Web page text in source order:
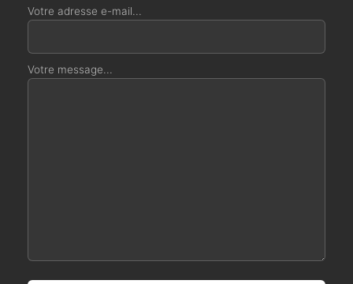
Votre adresse e-mail...
Votre message...